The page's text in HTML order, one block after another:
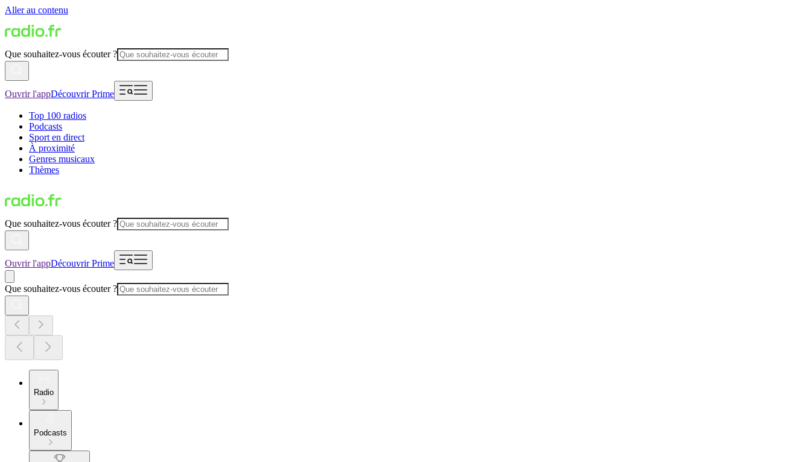
Aller au contenu
Que souhaitez-vous écouter ?
Ouvrir l'appDécouvrir Prime
Top 100 radios
Podcasts
Sport en direct
À proximité
Genres musicaux
Thèmes
Que souhaitez-vous écouter ?
Ouvrir l'appDécouvrir Prime
Que souhaitez-vous écouter ?
Radio
Podcasts